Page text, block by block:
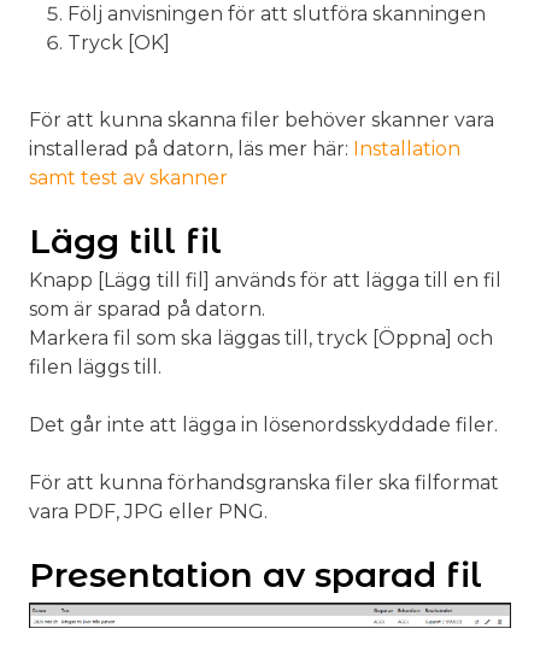
Följ anvisningen för att slutföra skanningen
Tryck [OK]
För att kunna skanna filer behöver skanner vara
installerad på datorn, läs mer här: Installation
samt test av skanner
Lägg till fil
Knapp [Lägg till fil] används för att lägga till en fil
som är sparad på datorn.
Markera fil som ska läggas till, tryck [Öppna] och
filen läggs till.
Det går inte att lägga in lösenordsskyddade filer.
För att kunna förhandsgranska filer ska filformat
vara PDF, JPG eller PNG.
Presentation av sparad fil